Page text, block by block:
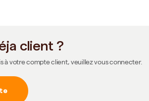
client ?
à votre compte client, veuillez vous connecter.